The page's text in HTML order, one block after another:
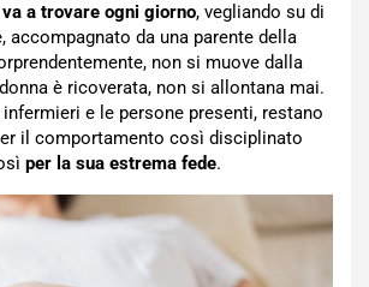
va a trovare ogni giorno, vegliando su di
accompagnato da una parente della
non si muove dalla
è ricoverata, non si allontana mai.
e le persone presenti, restano
il comportamento così disciplinato
per la sua estrema fede.